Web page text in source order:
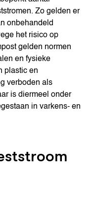
Zo gelden er
onbehandeld
het risico op
gelden normen
en fysieke
plastic en
verboden als
is diermeel onder
in varkens- en